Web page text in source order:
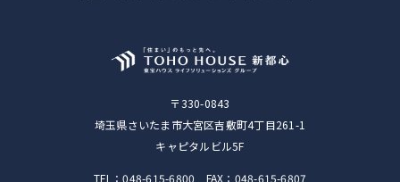
〒330-0843
埼玉県さいたま市大宮区吉敷町4丁目261-1
キャピタルビル5F
TEL：048-615-6800 FAX：048-615-6807